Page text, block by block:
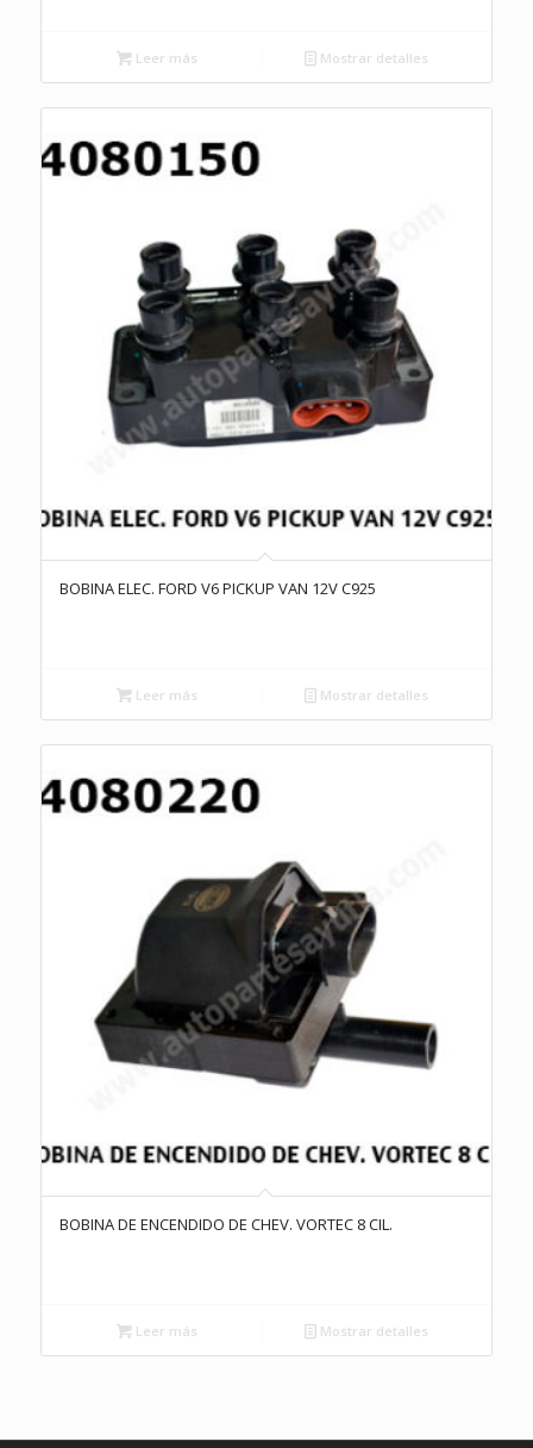
Leer más Mostrar detalles
BOBINA ELEC. FORD V6 PICKUP VAN 12V C925
Leer más Mostrar detalles
BOBINA DE ENCENDIDO DE CHEV. VORTEC 8 CIL.
Leer más Mostrar detalles